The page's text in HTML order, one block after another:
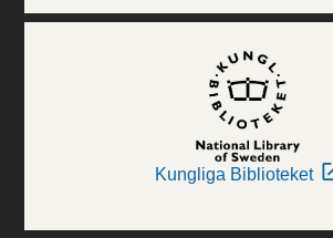
Kungliga Biblioteket